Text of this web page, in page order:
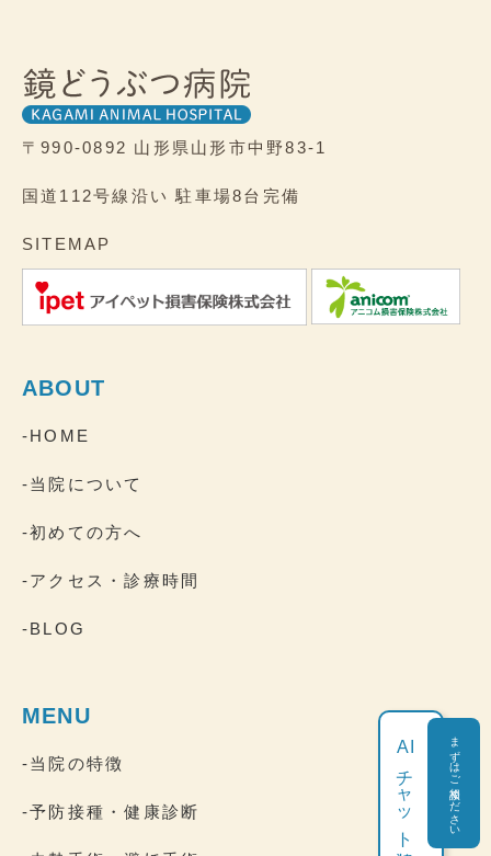
〒990-0892 山形県山形市中野83-1
国道112号線沿い 駐車場8台完備
SITEMAP
ABOUT
-HOME
-当院について
-初めての方へ
-アクセス・診療時間
-BLOG
MENU
-当院の特徴
-予防接種・健康診断
AI
チャット相談 まずはご相談ください